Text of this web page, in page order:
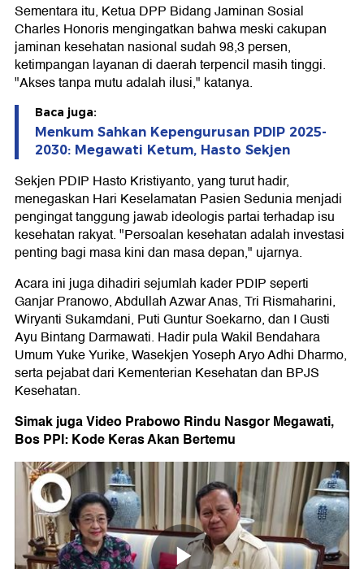
Sementara itu, Ketua DPP Bidang Jaminan Sosial
Charles Honoris mengingatkan bahwa meski cakupan
jaminan kesehatan nasional sudah 98,3 persen,
ketimpangan layanan di daerah terpencil masih tinggi.
"Akses tanpa mutu adalah ilusi," katanya.
Baca juga:
Menkum Sahkan Kepengurusan PDIP 2025-
2030: Megawati Ketum, Hasto Sekjen
Sekjen PDIP Hasto Kristiyanto, yang turut hadir,
menegaskan Hari Keselamatan Pasien Sedunia menjadi
pengingat tanggung jawab ideologis partai terhadap isu
kesehatan rakyat. "Persoalan kesehatan adalah investasi
penting bagi masa kini dan masa depan," ujarnya.
Acara ini juga dihadiri sejumlah kader PDIP seperti
Ganjar Pranowo, Abdullah Azwar Anas, Tri Rismaharini,
Wiryanti Sukamdani, Puti Guntur Soekarno, dan I Gusti
Ayu Bintang Darmawati. Hadir pula Wakil Bendahara
Umum Yuke Yurike, Wasekjen Yoseph Aryo Adhi Dharmo,
serta pejabat dari Kementerian Kesehatan dan BPJS
Kesehatan.
Simak juga Video Prabowo Rindu Nasgor Megawati,
Bos PPI: Kode Keras Akan Bertemu